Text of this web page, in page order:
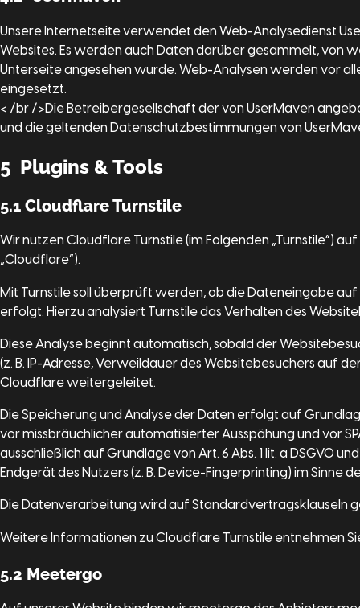
Unsere Internetseite verwendet den Web-Analysedienst
Websites. Es werden auch Daten darüber gesammelt, von
Unterseite angesehen wurde. Web-Analysen werden vor
eingesetzt.
< /br />Die Betreibergesellschaft der von UserMaven
und die geltenden Datenschutzbestimmungen von
5 Plugins & Tools
5.1 Cloudflare Turnstile
Wir nutzen Cloudflare Turnstile (im Folgenden „Turnstile“)
„Cloudflare”).
Mit Turnstile soll überprüft werden, ob die Dateneingabe
erfolgt. Hierzu analysiert Turnstile das Verhalten des
Diese Analyse beginnt automatisch, sobald der
(z. B. IP-Adresse, Verweildauer des Websitebesuchers auf
Cloudflare weitergeleitet.
Die Speicherung und Analyse der Daten erfolgt auf
vor missbräuchlicher automatisierter Ausspähung und vor
ausschließlich auf Grundlage von Art. 6 Abs. 1 lit. a DSGVO
Endgerät des Nutzers (z. B. Device-Fingerprinting) im Sinne
Die Datenverarbeitung wird auf Standardvertragsklauseln
Weitere Informationen zu Cloudflare Turnstile entnehmen
5.2 Meetergo